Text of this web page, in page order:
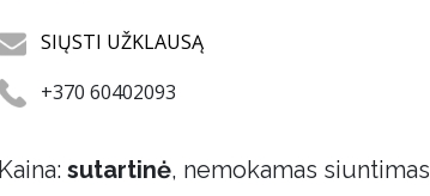
SIŲSTI UŽKLAUSĄ
+370 60402093
Kaina: sutartinė, nemokamas siuntimas